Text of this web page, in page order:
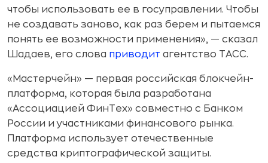
чтобы использовать ее в госуправлении. Чтобы
не создавать заново, как раз берем и пытаемся
понять ее возможности применения», — сказал
Шадаев, его слова приводит агентство ТАСС.
«Мастерчейн» — первая российская блокчейн-
платформа, которая была разработана
«Ассоциацией ФинТех» совместно с Банком
России и участниками финансового рынка.
Платформа использует отечественные
средства криптографической защиты.